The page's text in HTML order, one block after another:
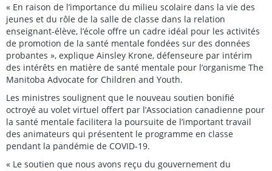
« En raison de l’importance du milieu scolaire dans la vie des
jeunes et du rôle de la salle de classe dans la relation
enseignant-élève, l’école offre un cadre idéal pour les activités
de promotion de la santé mentale fondées sur des données
probantes », explique Ainsley Krone, défenseure par intérim
des intérêts en matière de santé mentale pour l’organisme The
Manitoba Advocate for Children and Youth.
Les ministres soulignent que le nouveau soutien bonifié
octroyé au volet virtuel offert par l’Association canadienne pour
la santé mentale facilitera la poursuite de l’important travail
des animateurs qui présentent le programme en classe
pendant la pandémie de COVID-19.
« Le soutien que nous avons reçu du gouvernement du